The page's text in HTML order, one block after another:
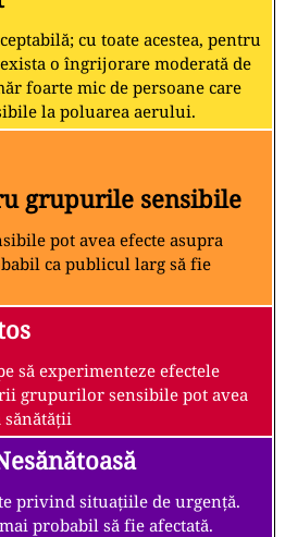
cu toate acestea, pentru
o îngrijorare moderată de
foarte mic de persoane care
la poluarea aerului.
grupurile sensibile
pot avea efecte asupra
ca publicul larg să fie
să experimenteze efectele
grupurilor sensibile pot avea
sănătății
privind situațiile de urgență.
probabil să fie afectată.